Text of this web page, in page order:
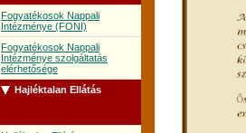
szolgáltatás elérhetősége
Fogyatékosok Nappali
Intézménye (FONI)
Fogyatékosok Nappali
Intézménye szolgáltatás
elérhetősége
Hajléktalan Ellátás